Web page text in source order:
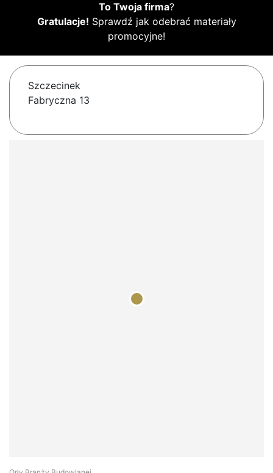
To Twoja firma?
Gratulacje! Sprawdź jak odebrać materiały
promocyjne!
Szczecinek
Fabryczna 13